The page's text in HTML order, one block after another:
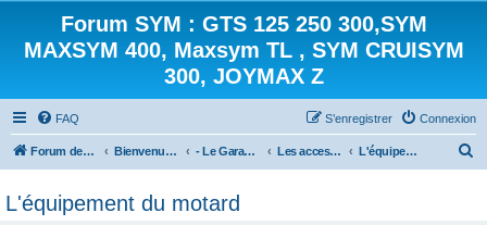
Forum SYM : GTS 125 250 300,SYM
MAXSYM 400, Maxsym TL , SYM CRUISYM
300, JOYMAX Z
FAQ Connexion
S’enregistrer
Forum des scooters SYM - GTS -MAXSYM - CRUISYM - JOYMAX - Maxsym TL Bienvenue sur le forum des scooters de la gamme SYM - Le Garage - Les accessoires L'équipement du motard
L'équipement du motard